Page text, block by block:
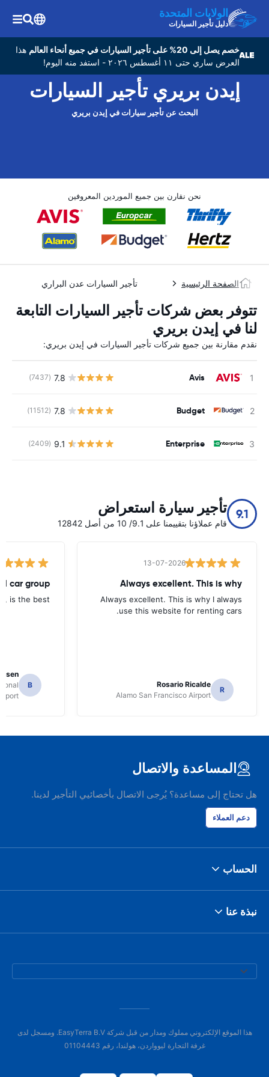
الولايات المتحدة
دليل تأجير السيارات
خصم يصل إلى 20% على تأجير السيارات في جميع أنحاء العالم
هذا
العرض ساري حتى ١١ أغسطس ٢٠٢٦ - استفد منه اليوم!
إيدن بريري تأجير السيارات
البحث عن تأجير سيارات في إيدن بريري
نحن نقارن بين جميع الموردين المعروفين
الصفحة الرئيسية تأجير السيارات عدن البراري
تتوفر بعض شركات تأجير السيارات التابعة
لنا في إيدن بريري
نقدم مقارنة بين جميع شركات تأجير السيارات في إيدن بريري:
Avis
7.8
(7437)
Budget
7.8
(11512)
Enterprise
9.1
(2409)
9.1 تأجير سيارة استعراض
قام عملاؤنا بتقييمنا على 9.1/ 10 من أصل 12842
13-07-2026
Always excellent. This is why
Always excellent. This is why I always
use this website for renting cars.
R
Rosario Ricalde
Alamo San Francisco Airport
car group
is the best.
B
المساعدة والاتصال
هل تحتاج إلى مساعدة؟ يُرجى الاتصال بأخصائيي التأجير لدينا.
دعم العملاء
الحساب
نبذة عنا
هذا الموقع الإلكتروني مملوك ومدار من قبل شركة EasyTerra B.V. ومسجل لدى
غرفة التجارة ليوواردن، هولندا، رقم 01104443